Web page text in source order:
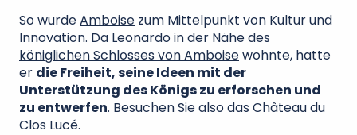
So wurdeAmboise zum Mittelpunkt von Kultur und
Innovation. Da Leonardo in der Nähe des
königlichen Schlosses von Amboisewohnte, hatte
er die Freiheit, seine Ideen mit der
Unterstützung des Königs zu erforschen und
zu entwerfen. Besuchen Sie also das Château du
Clos Lucé.